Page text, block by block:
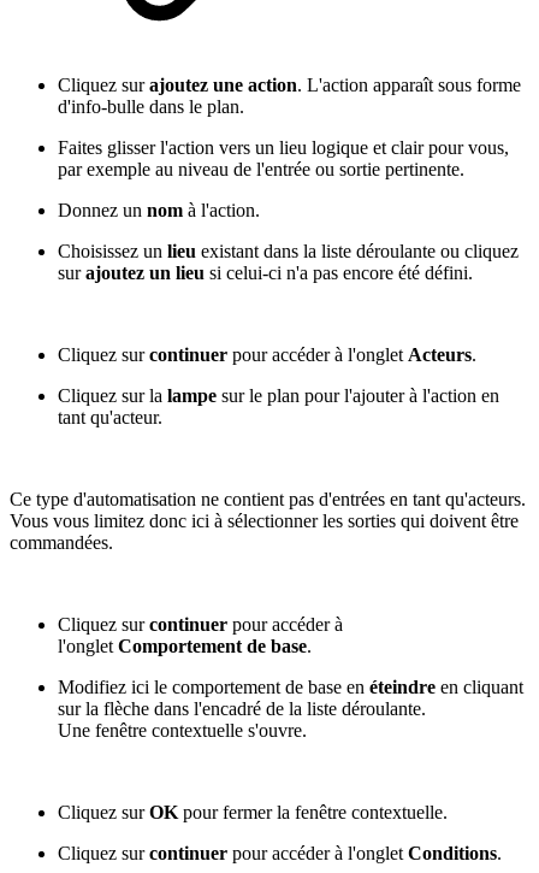
Cliquez surajoutez une action. L'action apparaît sous forme
d'info-bulle dans le plan.
Faites glisser l'action vers un lieu logique et clair pour vous,
par exemple au niveau de l'entrée ou sortie pertinente.
Donnez un nom à l'action.
Choisissez un lieu existant dans la liste déroulante ou cliquez
surajoutez un lieu si celui-ci n'a pas encore été défini.
Cliquez surcontinuer pour accéder à l'onglet Acteurs.
Cliquez sur la lampe sur le plan pour l'ajouter à l'action en
tant qu'acteur.
Ce type d'automatisation ne contient pas d'entrées en tant qu'acteurs.
Vous vous limitez donc ici à sélectionner les sorties qui doivent être
commandées.
Cliquez surcontinuer pour accéder à
l'onglet Comportement de base.
Modifiez ici le comportement de base en éteindre en cliquant
sur la flèche dans l'encadré de la liste déroulante.
Une fenêtre contextuelle s'ouvre.
Cliquez surOK pour fermer la fenêtre contextuelle.
Cliquez surcontinuer pour accéder à l'onglet Conditions.